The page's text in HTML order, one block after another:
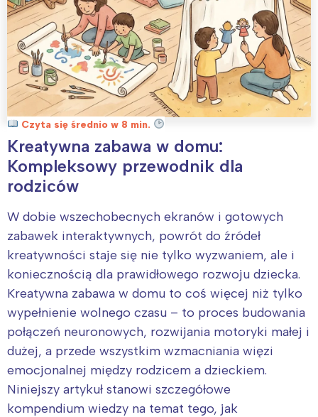
Czyta się średnio w 8 min.
Kreatywna zabawa w domu:
Kompleksowy przewodnik dla
rodziców
W dobie wszechobecnych ekranów i gotowych
zabawek interaktywnych, powrót do źródeł
kreatywności staje się nie tylko wyzwaniem, ale i
koniecznością dla prawidłowego rozwoju dziecka.
Kreatywna zabawa w domu to coś więcej niż tylko
wypełnienie wolnego czasu – to proces budowania
połączeń neuronowych, rozwijania motoryki małej i
dużej, a przede wszystkim wzmacniania więzi
emocjonalnej między rodzicem a dzieckiem.
Niniejszy artykuł stanowi szczegółowe
kompendium wiedzy na temat tego, jak